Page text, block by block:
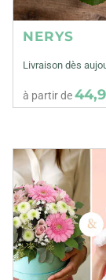
NERYS
Livraison dès
à partir de